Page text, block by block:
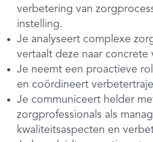
verbetering van
instelling.
Je analyseert complexe
vertaalt deze naar concrete
Je neemt een proactieve
en coördineert
Je communiceert helder
zorgprofessionals als
kwaliteitsaspecten en